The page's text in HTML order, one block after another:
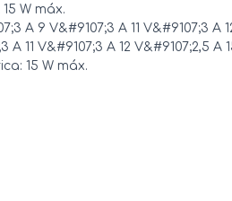
W máx.
A 9 V&#9107;3 A 11 V&#9107;3 A
11 V&#9107;3 A 12 V&#9107;2,5 A
15 W máx.